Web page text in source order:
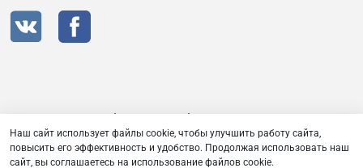
Сертификат дистрибьютора RAVENOL
Товарищество с ограниченной ответственностью «Плаза
Наш сайт использует файлы cookie, чтобы улучшить работу сайта,
повысить его эффективность и удобство. Продолжая использовать наш
сайт, вы соглашаетесь на использование файлов cookie.